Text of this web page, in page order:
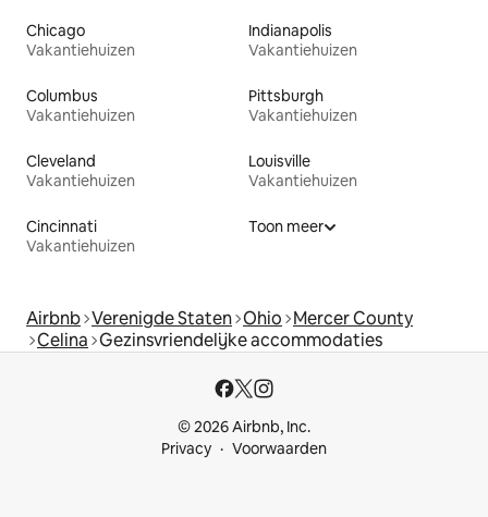
Chicago
Vakantiehuizen
Indianapolis
Vakantiehuizen
Columbus
Vakantiehuizen
Pittsburgh
Vakantiehuizen
Cleveland
Vakantiehuizen
Louisville
Vakantiehuizen
Cincinnati
Vakantiehuizen
Toon meer
Airbnb Verenigde Staten Ohio Mercer County
Celina Gezinsvriendelijke accommodaties
© 2026 Airbnb, Inc.
Privacy
Voorwaarden